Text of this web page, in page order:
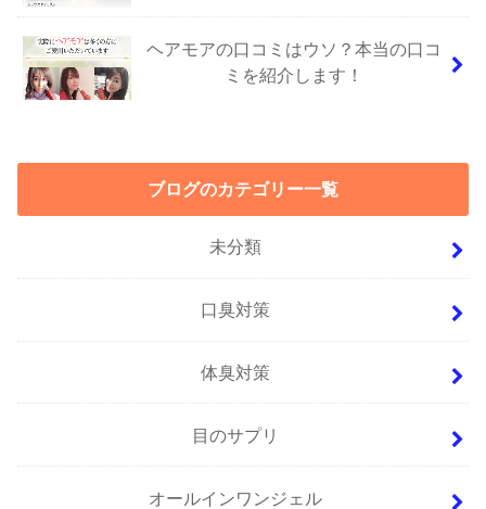
ヘアモアの口コミはウソ？本当の口コ
ミを紹介します！
ブログのカテゴリー一覧
未分類
口臭対策
体臭対策
目のサプリ
オールインワンジェル